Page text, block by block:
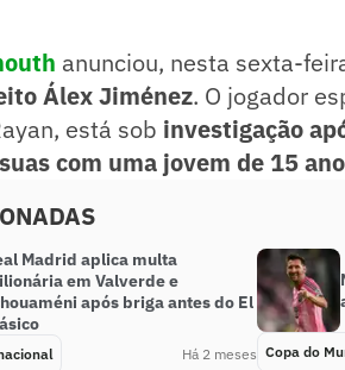
anunciou, nesta sexta-
Álex Jiménez. O jogador
está sob investigação
com uma jovem de 15
Madrid aplica multa
em Valverde e
após briga antes do El
Há 2 meses Copa do